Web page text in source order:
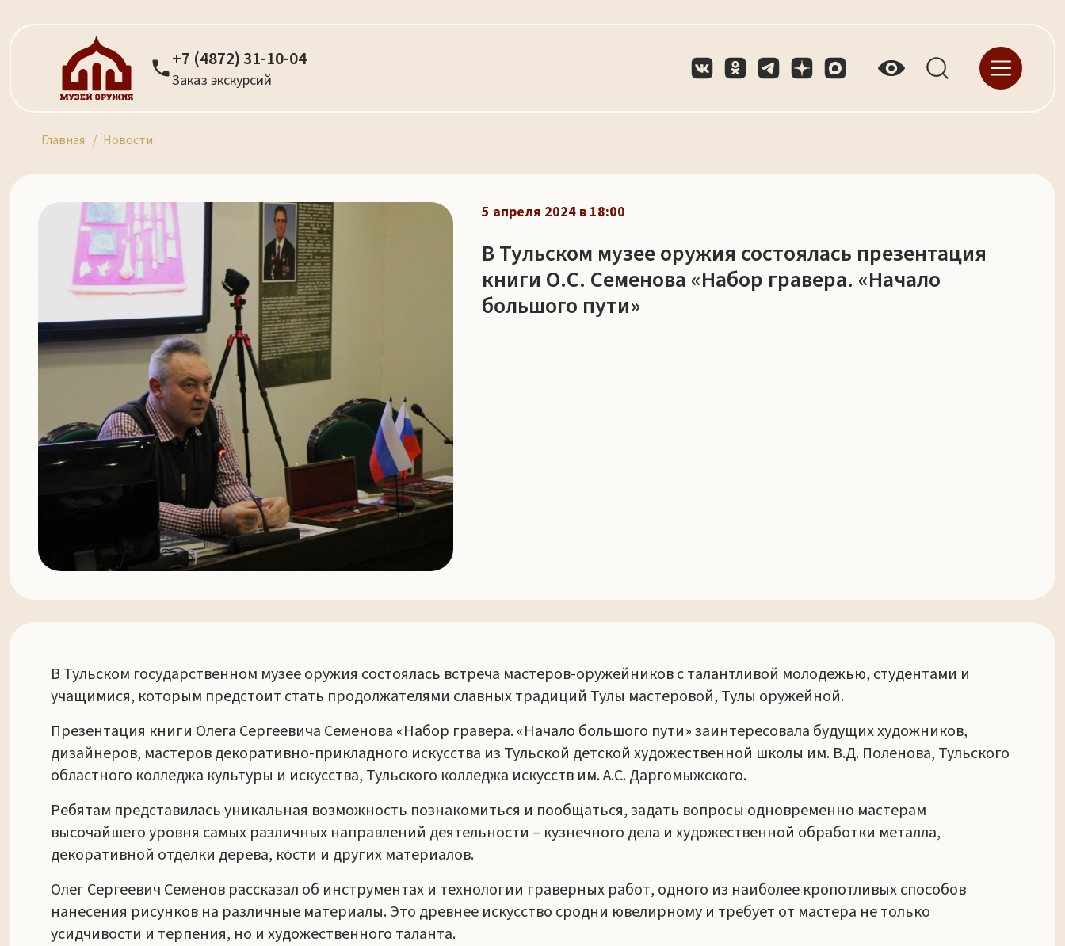
+7 (4872) 31-10-04
Заказ экскурсий
Главная Новости
5 апреля 2024 в 18:00
В Тульском музее оружия состоялась презентация
книги О.С. Семенова «Набор гравера. «Начало
большого пути»
В Тульском государственном музее оружия состоялась встреча мастеров-оружейников с талантливой молодежью, студентами и
учащимися, которым предстоит стать продолжателями славных традиций Тулы мастеровой, Тулы оружейной.
Презентация книги Олега Сергеевича Семенова «Набор гравера. «Начало большого пути» заинтересовала будущих художников,
дизайнеров, мастеров декоративно-прикладного искусства из Тульской детской художественной школы им. В.Д. Поленова, Тульского
областного колледжа культуры и искусства, Тульского колледжа искусств им. А.С. Даргомыжского.
Ребятам представилась уникальная возможность познакомиться и пообщаться, задать вопросы одновременно мастерам
высочайшего уровня самых различных направлений деятельности – кузнечного дела и художественной обработки металла,
декоративной отделки дерева, кости и других материалов.
Олег Сергеевич Семенов рассказал об инструментах и технологии граверных работ, одного из наиболее кропотливых способов
нанесения рисунков на различные материалы. Это древнее искусство сродни ювелирному и требует от мастера не только
усидчивости и терпения, но и художественного таланта.